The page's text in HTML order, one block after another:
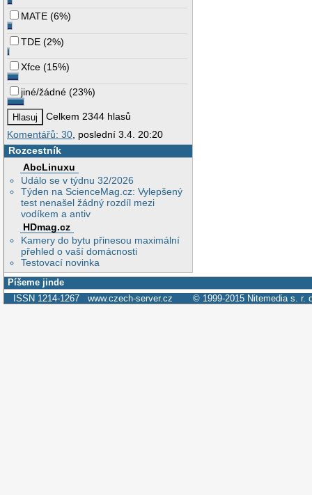
MATE (6%)
TDE (2%)
Xfce (15%)
jiné/žádné (23%)
Celkem 2344 hlasů
Komentářů: 30 , poslední 3.4. 20:20
Rozcestník
AbcLinuxu
Událo se v týdnu 32/2026
Týden na ScienceMag.cz: Vylepšený
test nenašel žádný rozdíl mezi
vodíkem a antiv
HDmag.cz
Kamery do bytu přinesou maximální
přehled o vaší domácnosti
Testovací novinka
Píšeme jinde
ISSN 1214-1267 www.czech-server.cz © 1999-2015 Nitemedia s. r.